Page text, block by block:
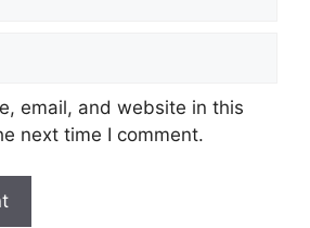
email, and website in this
next time I comment.